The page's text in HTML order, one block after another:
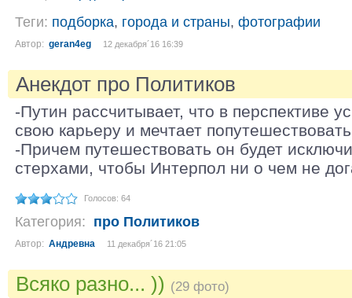
Теги: подборка, города и страны, фотографии
Автор: geran4eg 12 декабря´16 16:39
Анекдот про Политиков
-Путин рассчитывает, что в перспективе
свою карьеру и мечтает
-Причем путешествовать он будет
стерхами, чтобы Интерпол ни о чем не
Голосов: 64
Категория: про Политиков
Автор: Андревна 11 декабря´16 21:05
Всяко разно... )) (29 фото)